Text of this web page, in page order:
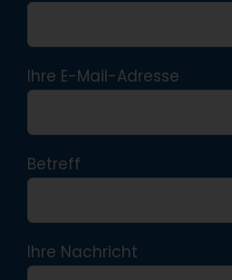
Ihre E-Mail-Adresse
Betreff
Ihre Nachricht